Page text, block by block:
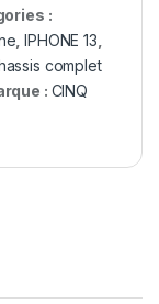
:
,IPHONE 13
complet
: CINQ